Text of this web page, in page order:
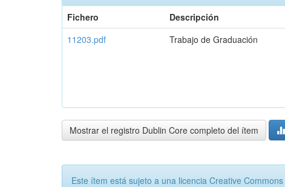
Fichero
Descripción
11203.pdf
Trabajo de Graduación
Mostrar el registro Dublin Core completo del ítem
Este ítem está sujeto a una licencia Creative Commons